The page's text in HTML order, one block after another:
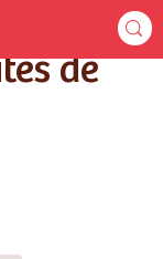
chocolat
de